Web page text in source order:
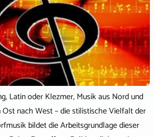
Latin oder Klezmer, Musik aus Nord und
Ost nach West – die stilistische Vielfalt der
bildet die Arbeitsgrundlage dieser